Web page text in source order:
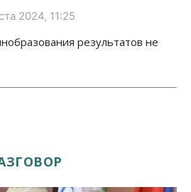
2024, 11:25
результатов не